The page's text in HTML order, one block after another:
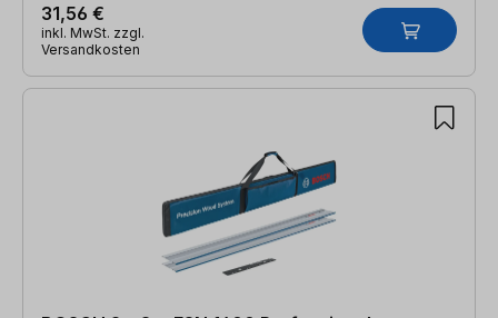
31,56 €
inkl. MwSt. zzgl.
Versandkosten